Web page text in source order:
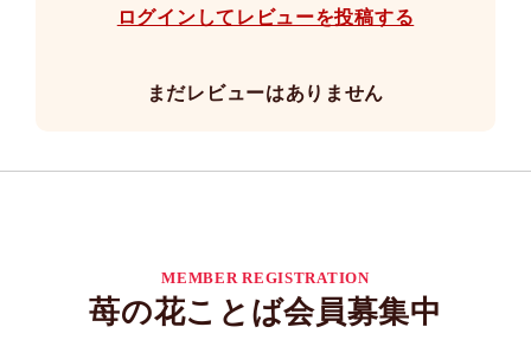
ログインしてレビューを投稿する
まだレビューはありません
MEMBER REGISTRATION
苺の花ことば会員募集中